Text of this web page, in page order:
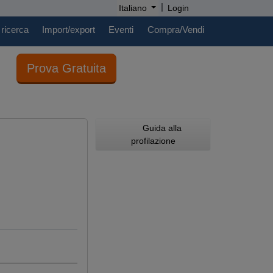
Italiano | Login
Import/export Eventi Compra/Vendi
Prova Gratuita
Guida alla
profilazione